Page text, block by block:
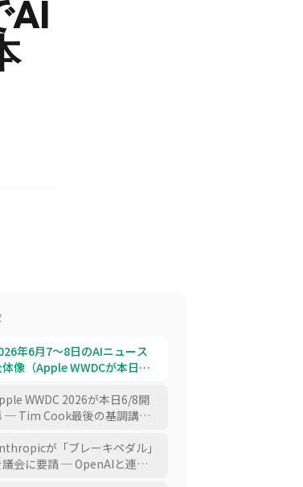
AI
年6月7〜8日のAIニュース
像（Apple WWDCが本日開
が自己改善の「ブレ
ペダル」を議会要請／
／xAIがエンタープライズ全
タック整備／
WWDC 2026が本日6/8開
─ Tim Cook最後の基調講演
表、ChatGPT/Claude切り替
可能なマルチモデル
が「ブレーキペダル」
議会に要請 ─ OpenAIと連名